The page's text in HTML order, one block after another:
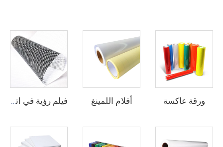
ورقة عاكسة أفلام اللمينغ فيلم رؤية في اتجاه واحد